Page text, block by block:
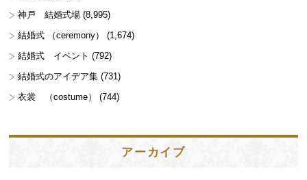
神戸 結婚式場 (8,995)
結婚式 （ceremony）
(1,674)
結婚式 イベント (792)
結婚式のアイデア集 (731)
衣裳 （costume）
(744)
アーカイブ